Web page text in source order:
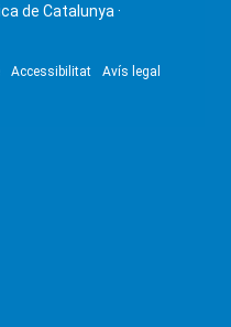
de Catalunya ·
Accessibilitat Avís legal